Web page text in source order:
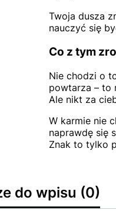
Twoja dusza
nauczyć się
Co z tym
Nie chodzi o
powtarza – to
Ale nikt za
W karmie nie
naprawdę się
Znak to tylko
do wpisu (0)